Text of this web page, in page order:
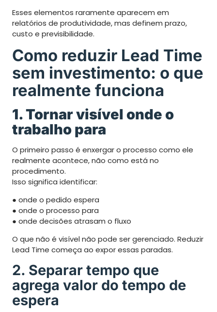
Esses elementos raramente aparecem em
relatórios de produtividade, mas definem prazo,
custo e previsibilidade.
Como reduzir Lead Time
sem investimento: o que
realmente funciona
1. Tornar visível onde o
trabalho para
O primeiro passo é enxergar o processo como ele
realmente acontece, não como está no
procedimento.
Isso significa identificar:
● onde o pedido espera
● onde o processo para
● onde decisões atrasam o fluxo
O que não é visível não pode ser gerenciado. Reduzir
Lead Time começa ao expor essas paradas.
2. Separar tempo que
agrega valor do tempo de
espera